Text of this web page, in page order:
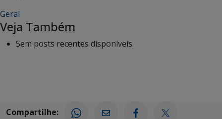
Geral
Veja Também
Sem posts recentes disponíveis.
Compartilhe: